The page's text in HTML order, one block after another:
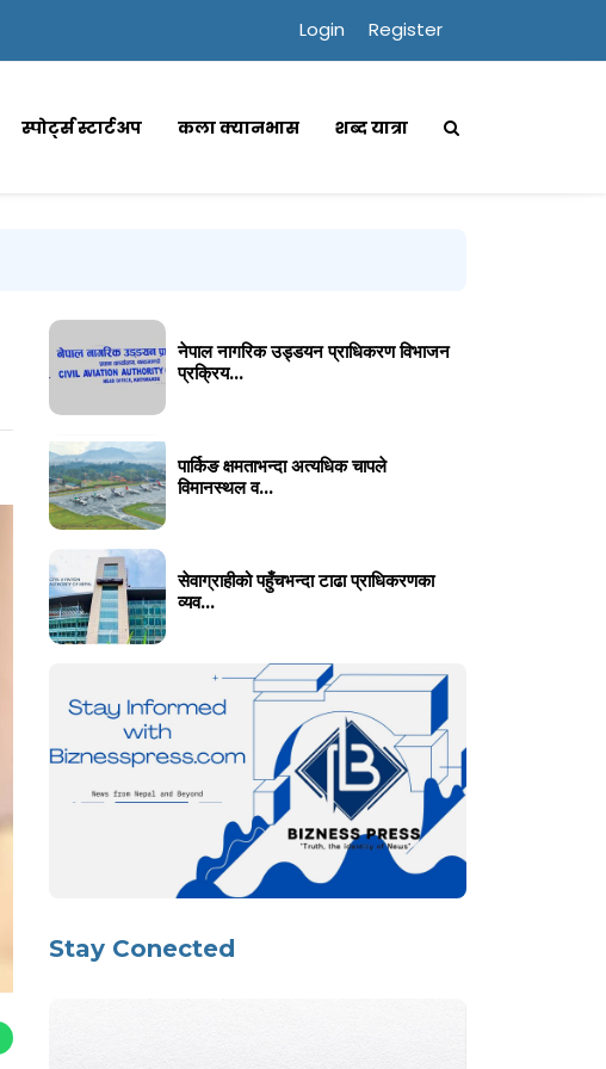
Login Register
स्पोर्ट्स स्टार्टअप कला क्यानभास शब्द यात्रा
नेपाल नागरिक उड्डयन प्राधिकरण विभाजन
प्रक्रिय...
पार्किङ क्षमताभन्दा अत्यधिक चापले
विमानस्थल व...
सेवाग्राहीको पहुँचभन्दा टाढा प्राधिकरणका
व्यव...
Stay Conected